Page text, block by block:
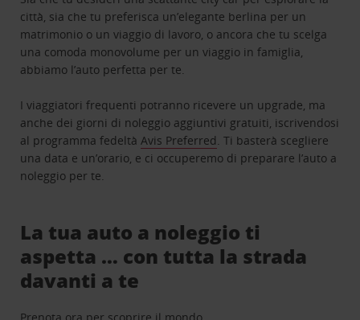
città, sia che tu preferisca un’elegante berlina per un
matrimonio o un viaggio di lavoro, o ancora che tu scelga
una comoda monovolume per un viaggio in famiglia,
abbiamo l’auto perfetta per te.
I viaggiatori frequenti potranno ricevere un upgrade, ma
anche dei giorni di noleggio aggiuntivi gratuiti, iscrivendosi
al programma fedeltàAvis Preferred. Ti basterà scegliere
una data e un’orario, e ci occuperemo di preparare l’auto a
noleggio per te.
La tua auto a noleggio ti
aspetta … con tutta la strada
davanti a te